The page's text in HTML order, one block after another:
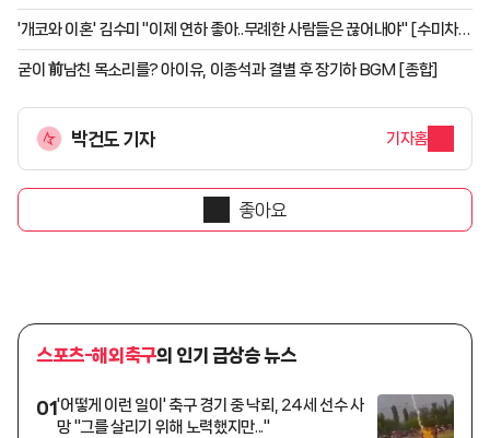
위해 5억 벤틀리 구매→검소함 보소
'개코와 이혼' 김수미 "이제 연하 좋아..무례한 사람들은 끊어내야" [수미차올
라]
굳이 前남친 목소리를? 아이유, 이종석과 결별 후 장기하 BGM [종합]
박건도 기자 기자홈
좋아요
스포츠-해외축구의 인기 급상승 뉴스
01'어떻게 이런 일이' 축구 경기 중 낙뢰, 24세 선수 사
망 "그를 살리기 위해 노력했지만..."